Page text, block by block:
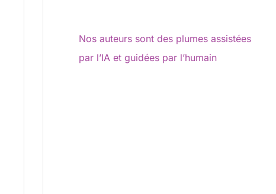
Nos auteurs sont des plumes assistées
par l’IA et guidées par l’humain